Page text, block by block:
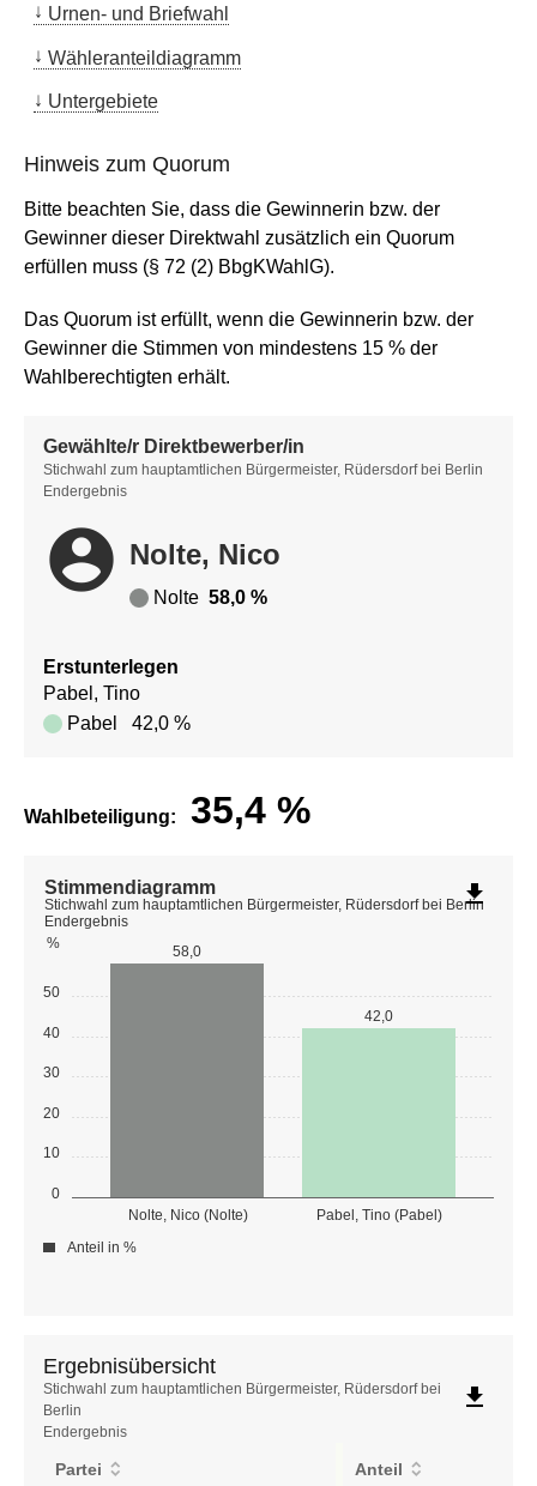
Urnen- und Briefwahl
Wähleranteildiagramm
Untergebiete
Hinweis zum Quorum
Bitte beachten Sie, dass die Gewinnerin bzw. der
Gewinner dieser Direktwahl zusätzlich ein Quorum
erfüllen muss (§ 72 (2) BbgKWahlG).
Das Quorum ist erfüllt, wenn die Gewinnerin bzw. der
Gewinner die Stimmen von mindestens 15 % der
Wahlberechtigten erhält.
Gewählte/r Direktbewerber/in
Stichwahl zum hauptamtlichen Bürgermeister, Rüdersdorf bei Berlin
Endergebnis
account_circle Nolte, Nico
Nolte 58,0 %
Erstunterlegen
Pabel, Tino
Pabel
42,0 %
Wahlbeteiligung: 35,4 %
0
10
20
30
40
50
%
Nolte, Nico (Nolte) Pabel, Tino (Pabel)
58,0
42,0
Stimmendiagramm
Stichwahl zum hauptamtlichen Bürgermeister, Rüdersdorf bei Berlin
Endergebnis
Anteil in %
file_download
Ergebnisübersicht
Ergebnisübersicht
Stichwahl zum hauptamtlichen Bürgermeister, Rüdersdorf bei
Berlin
Endergebnis
file_download
Partei Anteil